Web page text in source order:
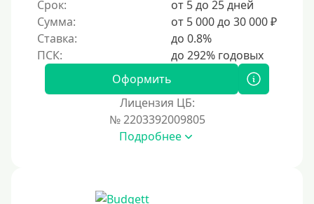
Без прописки
Без регистрации
С временной регистрацией
Без подтверждения личности
Пенсионерам до 70 лет
Срок:
от 5 до 25 дней
Сумма:
от 5 000 до 30 000 ₽
Ставка:
до 0.8%
Оформить
Лицензия ЦБ:
№ 2203392009805
Подробнее